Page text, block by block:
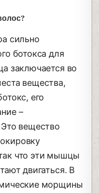
сильно
ботокса для
заключается во
вещества,
его
–
вещество
что эти мышцы
двигаться. В
морщины